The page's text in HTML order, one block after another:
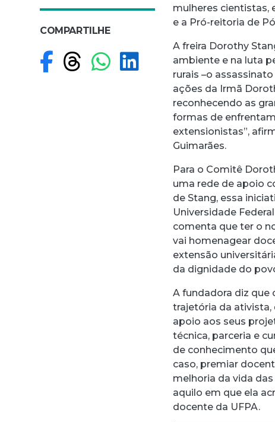
mulheres cientistas,
e a Pró-reitoria de
A freira Dorothy
ambiente e na luta
rurais –o
ações da Irmã
reconhecendo as
formas de
extensionistas”,
Guimarães.
Para o Comitê
uma rede de apoio
de Stang, essa
Universidade
comenta que ter o
vai homenagear
extensão
da dignidade do
A fundadora diz que
trajetória da ativista,
apoio aos seus
técnica, parceria e
de conhecimento
caso, premiar
melhoria da vida
aquilo em que ela
docente da UFPA.
COMPARTILHE
Compartilhar no
Compartilhar no
Compartilhar